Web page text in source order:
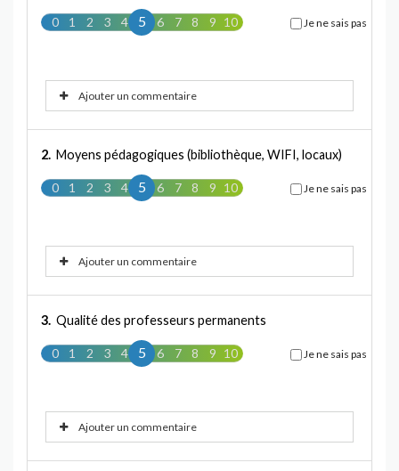
5
0 1 2 3 4 5 6 7 8 9 10 Je ne sais pas
Ajouter un commentaire
2. Moyens pédagogiques (bibliothèque, WIFI, locaux)
5
0 1 2 3 4 5 6 7 8 9 10 Je ne sais pas
Ajouter un commentaire
3. Qualité des professeurs permanents
5
0 1 2 3 4 5 6 7 8 9 10 Je ne sais pas
Ajouter un commentaire